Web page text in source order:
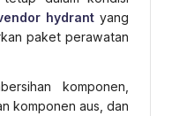
hydrant yang
paket perawatan
komponen,
komponen aus, dan